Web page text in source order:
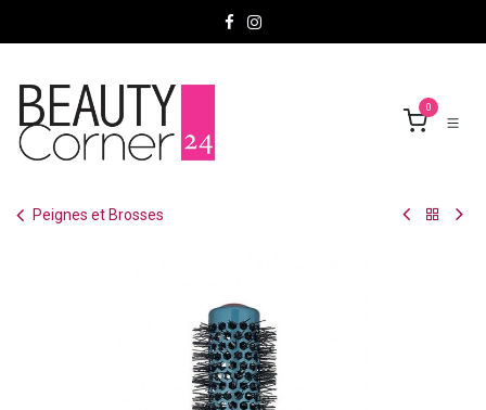
0
Peignes et Brosses